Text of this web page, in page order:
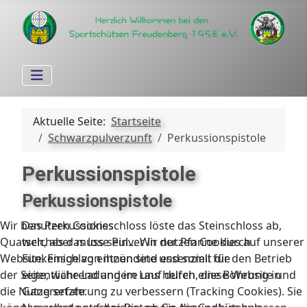
Aktuelle Seite: Startseite
Schwarzpulverzunft
Perkussionspistole
Perkussionspistole
Perkussionspistole
Das Perkussionsschloss löste das Steinschloss ab,
welches das lose Pulver in der Pfanne durch
Funkenschlag entzündete und somit die
eigentliche Ladung im Lauf durch eine Bohrung in
Gang setzte.
Wir benutzen Cookies
Quatsch, aber muss sein… Wir nutzen Cookies auf unserer
Website. Einige von ihnen sind essenziell für den Betrieb
der Seite, während andere uns helfen, diese Website und
die Nutzererfahrung zu verbessern (Tracking Cookies). Sie